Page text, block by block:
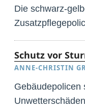
Die schwarz-
Schutz vor
ANNE-CHRISTIN
Gebäudepolicen